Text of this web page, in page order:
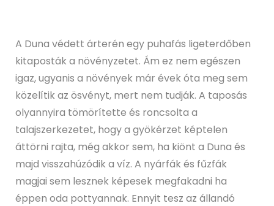
A Duna védett árterén egy puhafás ligeterdőben
kitaposták a növényzetet. Ám ez nem egészen
igaz, ugyanis a növények már évek óta meg sem
közelítik az ösvényt, mert nem tudják. A taposás
olyannyira tömörítette és roncsolta a
talajszerkezetet, hogy a gyökérzet képtelen
áttörni rajta, még akkor sem, ha kiönt a Duna és
majd visszahúzódik a víz. A nyárfák és fűzfák
magjai sem lesznek képesek megfakadni ha
éppen oda pottyannak. Ennyit tesz az állandó